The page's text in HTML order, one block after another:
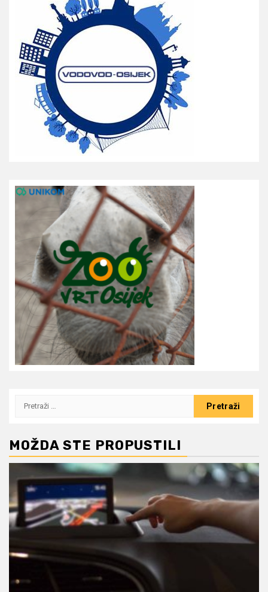
Pretraži:
MOŽDA STE PROPUSTILI